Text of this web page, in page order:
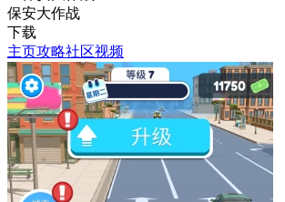
保安大作战
下载
主页攻略社区视频